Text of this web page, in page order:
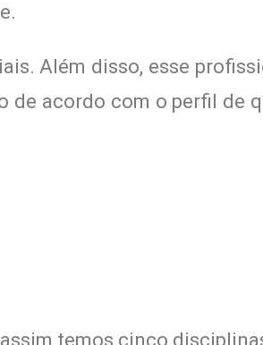
Além disso, esse
de acordo com o perfil de
temos cinco